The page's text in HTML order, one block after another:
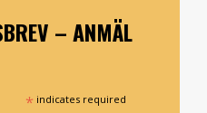
– ANMÄL
* indicates required